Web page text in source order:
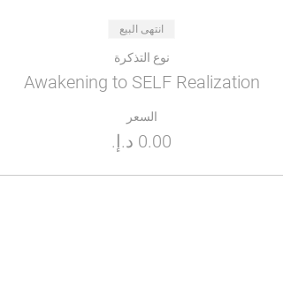
انتهى البيع
نوع التذكرة
Awakening to SELF Realization
السعر